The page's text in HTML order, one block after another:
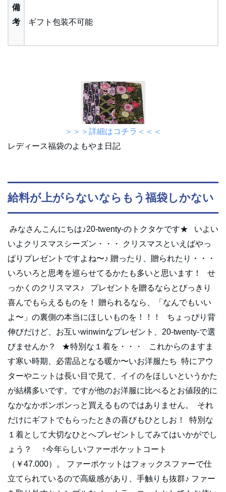
備
考
ギフト包装不可能
＞＞＞詳細はコチラ＜＜＜
レディース福袋のよもやま日記
給料が上がらないならもう福袋しかない
みなさんこんにちは♪20‐twenty‐のトクタケです★ いよい
いよクリスマスシーズン・・・ クリスマスといえばやっ
ぱりプレゼントですよね〜♪ 贈ったり、贈られたり・・・
いろいろと思考を巡らせてるかたも多いと思います！ せ
っかくのクリスマス♪ プレゼントを贈るならとびっきり
喜んでもらえるものを！ 贈られるなら、「なんでもいい
よ〜」の裏側の本当にほしいものを！！！ ちょっぴり背
伸びだけど、お互いwinwinなプレゼント、20‐twenty‐で選
びませんか？ ★特別な１着を・・・ これからのますま
す寒い時期、必需品となる暖か〜いお洋服たち 特にアウ
ターやニットは長い目で見て、イイのをほしいというかた
が結構多いです。ですが他のお洋服に比べるとお値段的に
なかなかポンポンっと買えるものではありません。 それ
だけにギフトでもらったときの喜びもひとしお！ 特別な
１着として大切なひとへプレゼントしてみてはいかがでし
ょう？ ↑今年らしいファーポケットコート
（￥47.000）。 ファーポケットはフォックスファーで仕
立てられているので高級感があり、手触りも抜群♪ ファー